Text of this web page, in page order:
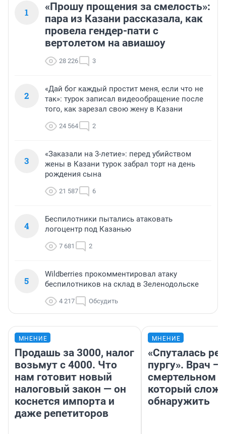
1
«Прошу прощения за смелость»:
пара из Казани рассказала, как
провела гендер-пати с
вертолетом на авиашоу
28 226 3
2
«Дай бог каждый простит меня, если что не
так»: турок записал видеообращение после
того, как зарезал свою жену в Казани
24 564 2
3
«Заказали на 3-летие»: перед убийством
жены в Казани турок забрал торт на день
рождения сына
21 587 6
4
Беспилотники пытались атаковать
логоцентр под Казанью
7 681 2
5
Wildberries прокомментировал атаку
беспилотников на склад в Зеленодольске
4 217 Обсудить
МНЕНИЕ
Продашь за 3000, налог
возьмут с 4000. Что
нам готовит новый
налоговый закон — он
коснется импорта и
даже репетиторов
МНЕНИЕ
«Спуталась
пургу». Врач —
смертельном
который
обнаружить